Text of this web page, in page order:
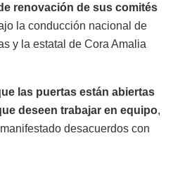
renovación de sus comités
la conducción nacional de
y la estatal de Cora Amalia
las puertas están abiertas
deseen trabajar en equipo,
desacuerdos con